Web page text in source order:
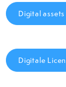
Digital assets
Digitale